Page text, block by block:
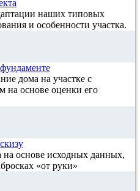
наших типовых
и особенности участка.
дома на участке с
основе оценки его
основе исходных данных,
«от руки»